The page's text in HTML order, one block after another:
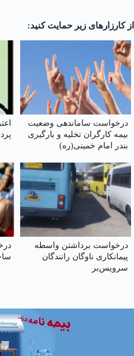
از کارزارهای زیر حمایت کنید:
درخواست ساماندهی وضعیت
بیمه کارگران تخلیه و بارگیری
بندر امام خمینی‌(ره)
درخواست برداشتن واسطه
پیمانکاری ناوگان رانندگان
سرویس‌بر